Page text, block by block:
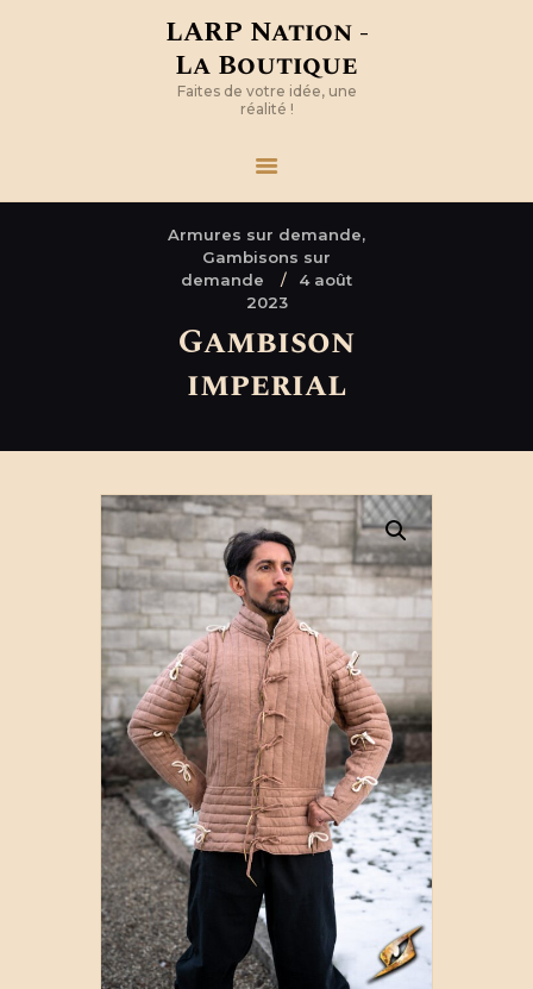
LARP Nation -
La Boutique
Faites de votre idée, une
réalité !
Armures sur demande,
Gambisons sur
demande
4 août
2023
Gambison
imperial